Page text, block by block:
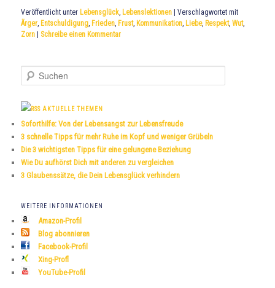
Veröffentlicht unter Lebensglück Lebenslektionen |Verschlagwortet mit
Ärger Entschuldigung Frieden Frust, Kommunikation Liebe, Respekt,Wut,
Zorn | Schreibe einen Kommentar
u
h
AKTUELLE THEMEN
Soforthilfe: Von der Lebensangst zur Lebensfreude
3 schnelle Tipps für mehr Ruhe im Kopf und weniger Grübeln
Die 3 wichtigsten Tipps für eine gelungene Beziehung
Wie Du aufhörst Dich mit anderen zu vergleichen
3 Glaubenssätze, die Dein Lebensglück verhindern
WEITERE INFORMATIONEN
Amazon-Profil
Blog abonnieren
Facebook-Profil
Xing-Profl
YouTube-Profil